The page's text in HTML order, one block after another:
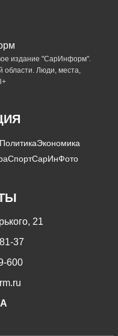
издание "СарИнформ".
области. Люди, места,
ПолитикаЭкономика
СпортСарИнФото
21
37
600